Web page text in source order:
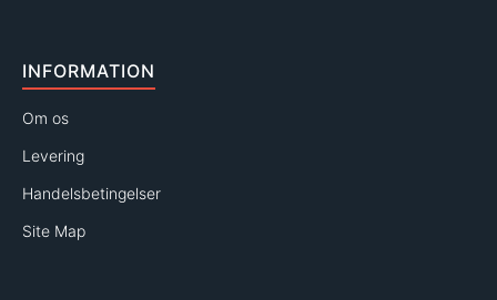
INFORMATION
Om os
Levering
Handelsbetingelser
Site Map